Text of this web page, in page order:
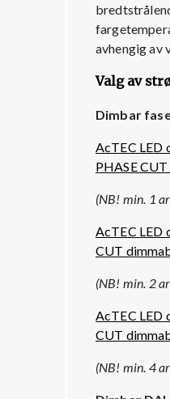
avhengig av
Valg av
Dimbar
AcTEC LED
PHASE
(NB! min. 1
AcTEC LED
CUT
(NB! min. 2
AcTEC LED
CUT
(NB! min. 4